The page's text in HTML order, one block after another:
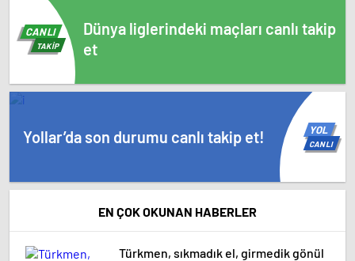
Dünya liglerindeki maçları canlı takip
et
CANLI
TAKİP
Yollar’da son durumu canlı takip et! YOL
CANLI
EN ÇOK OKUNAN HABERLER
Türkmen, sıkmadık el, girmedik gönül